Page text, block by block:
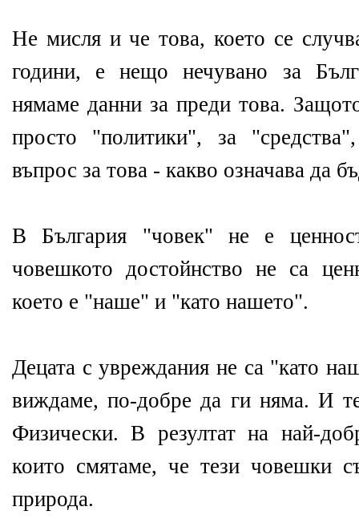
Не мисля и че това, което се
години, е нещо нечувано за
нямаме данни за преди това.
просто "политики", за
въпрос за това - какво означава да
В България "човек" не е
човешкото достойнство не са
което е "наше" и "като нашето".
Децата с увреждания не са "като
виждаме, по-добре да ги няма. И те
Физически. В резултат на най-
които смятаме, че тези човешки
природа.